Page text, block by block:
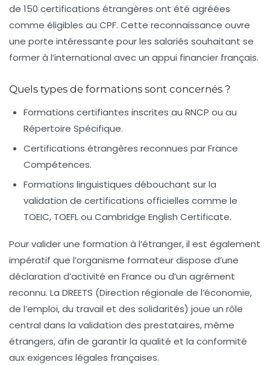
de 150 certifications étrangères ont été agréées
comme éligibles au CPF. Cette reconnaissance ouvre
une porte intéressante pour les salariés souhaitant se
former à l’international avec un appui financier français.
Quels types de formations sont concernés ?
Formations certifiantes inscrites au RNCP ou au
Répertoire Spécifique.
Certifications étrangères reconnues par France
Compétences.
Formations linguistiques débouchant sur la
validation de certifications officielles comme le
TOEIC, TOEFL ou Cambridge English Certificate.
Pour valider une formation à l’étranger, il est également
impératif que l’organisme formateur dispose d’une
déclaration d’activité en France ou d’un agrément
reconnu. La DREETS (Direction régionale de l’économie,
de l’emploi, du travail et des solidarités) joue un rôle
central dans la validation des prestataires, même
étrangers, afin de garantir la qualité et la conformité
aux exigences légales françaises.